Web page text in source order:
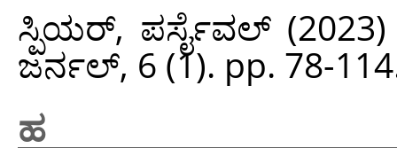
ಸ್ಪಿಯರ್‌, ಪರ್ಸೈವಲ್‌
ಜರ್ನಲ್, 6 (1). pp. 78-
ಹ